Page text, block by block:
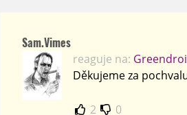
Sam.Vimes
reaguje na:
Děkujeme za
2 0